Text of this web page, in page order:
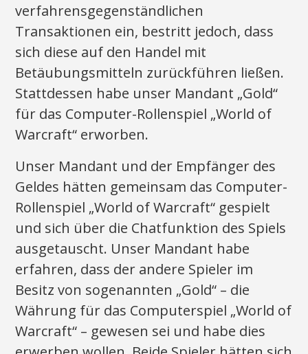
verfahrensgegenständlichen
Transaktionen ein, bestritt jedoch, dass
sich diese auf den Handel mit
Betäubungsmitteln zurückführen ließen.
Stattdessen habe unser Mandant „Gold“
für das Computer-Rollenspiel „World of
Warcraft“ erworben.
Unser Mandant und der Empfänger des
Geldes hätten gemeinsam das Computer-
Rollenspiel „World of Warcraft“ gespielt
und sich über die Chatfunktion des Spiels
ausgetauscht. Unser Mandant habe
erfahren, dass der andere Spieler im
Besitz von sogenannten „Gold“ – die
Währung für das Computerspiel „World of
Warcraft“ – gewesen sei und habe dies